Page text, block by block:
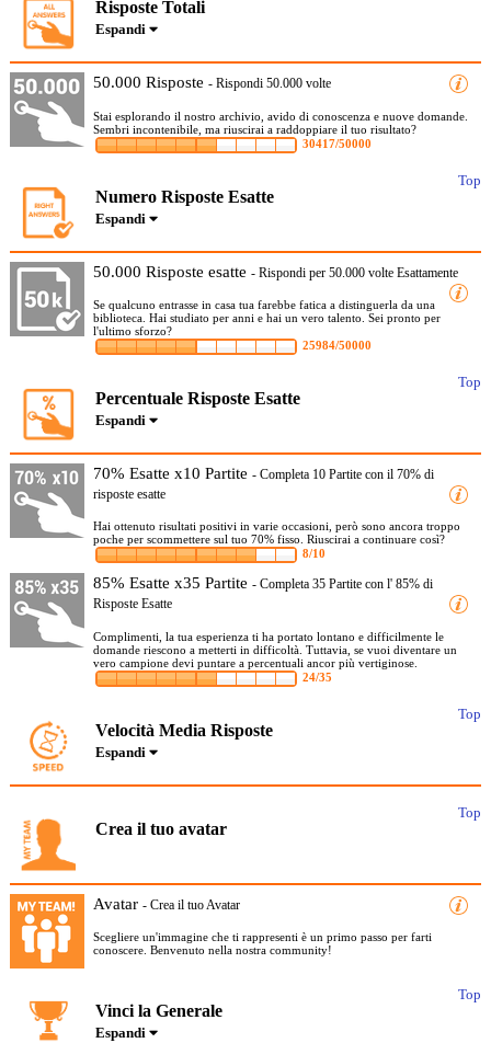
Risposte Totali
Espandi
50.000 Risposte - Rispondi 50.000 volte
Stai esplorando il nostro archivio, avido di conoscenza e nuove domande.
Sembri incontenibile, ma riuscirai a raddoppiare il tuo risultato?
30417/50000
Top
Numero Risposte Esatte
Espandi
50.000 Risposte esatte - Rispondi per 50.000 volte Esattamente
Se qualcuno entrasse in casa tua farebbe fatica a distinguerla da una
biblioteca. Hai studiato per anni e hai un vero talento. Sei pronto per
l'ultimo sforzo?
25984/50000
Top
Percentuale Risposte Esatte
Espandi
70% Esatte x10 Partite - Completa 10 Partite con il 70% di
risposte esatte
Hai ottenuto risultati positivi in varie occasioni, però sono ancora troppo
poche per scommettere sul tuo 70% fisso. Riuscirai a continuare così?
8/10
85% Esatte x35 Partite - Completa 35 Partite con l' 85% di
Risposte Esatte
Complimenti, la tua esperienza ti ha portato lontano e difficilmente le
domande riescono a metterti in difficoltà. Tuttavia, se vuoi diventare un
vero campione devi puntare a percentuali ancor più vertiginose.
24/35
Top
Velocità Media Risposte
Espandi
Top
Crea il tuo avatar
Avatar - Crea il tuo Avatar
Scegliere un'immagine che ti rappresenti è un primo passo per farti
conoscere. Benvenuto nella nostra community!
Top
Vinci la Generale
Espandi